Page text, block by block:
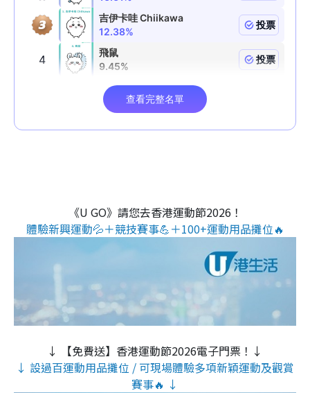
《U GO》請您去香港運動節2026！
體驗新興運動💦＋競技賽事💪＋100+運動用品攤位🔥
↓ 【免費送】香港運動節2026電子門票！↓
↓ 設過百運動用品攤位 / 可現場體驗多項新穎運動及觀賞
賽事🔥 ↓